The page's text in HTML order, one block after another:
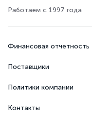
Работаем с 1997 года
Финансовая отчетность
Поставщики
Политики компании
Контакты